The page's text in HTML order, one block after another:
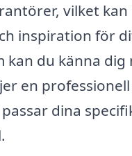
vilket kan
inspiration för
kan du känna dig
en
dina